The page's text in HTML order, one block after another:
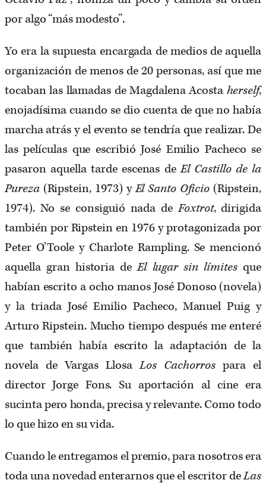
por algo “más modesto”.
Yo era la supuesta encargada de medios de aquella
organización de menos de 20 personas, así que me
tocaban las llamadas de Magdalena Acosta herself,
enojadísima cuando se dio cuenta de que no había
marcha atrás y el evento se tendría que realizar. De
las películas que escribió José Emilio Pacheco se
pasaron aquella tarde escenas deEl Castillo de la
Pureza(Ripstein, 1973) yEl Santo Oficio(Ripstein,
1974). No se consiguió nada deFoxtrot, dirigida
también por Ripstein en 1976 y protagonizada por
Peter O’Toole y Charlote Rampling. Se mencionó
aquella gran historia deEl lugar sin límitesque
habían escrito a ocho manos José Donoso (novela)
y la triada José Emilio Pacheco, Manuel Puig y
Arturo Ripstein. Mucho tiempo después me enteré
que también había escrito la adaptación de la
novela de Vargas LlosaLos Cachorrospara el
director Jorge Fons. Su aportación al cine era
sucinta pero honda, precisa y relevante. Como todo
lo que hizo en su vida.
Cuando le entregamos el premio, para nosotros era
toda una novedad enterarnos que el escritor deLas